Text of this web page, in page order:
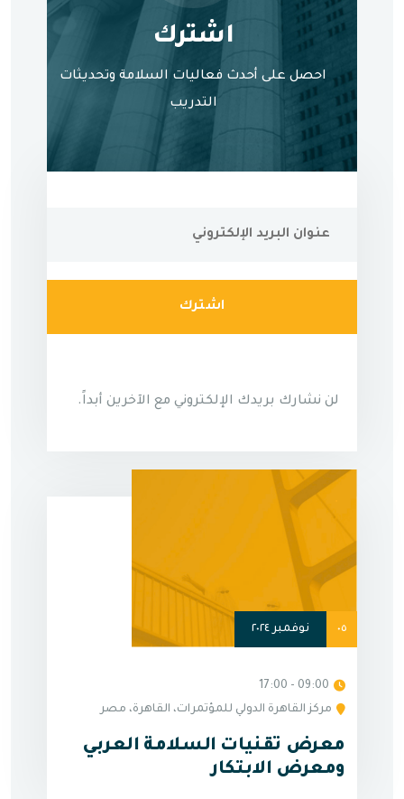
اشترك
احصل على أحدث فعاليات السلامة وتحديثات
التدريب
اشترك
لن نشارك بريدك الإلكتروني مع الآخرين أبداً.
٠٥ نوفمبر ٢٠٢٤
09:00 - 17:00
مركز القاهرة الدولي للمؤتمرات، القاهرة، مصر
معرض تقنيات السلامة العربي
ومعرض الابتكار